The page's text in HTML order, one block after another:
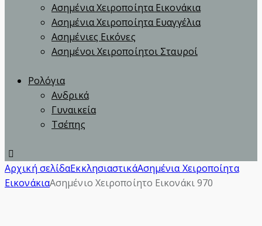
Ασημένια Χειροποίητα Εικονάκια
Ασημένια Χειροποίητα Ευαγγέλια
Ασημένιες Εικόνες
Ασημένοι Χειροποίητοι Σταυροί
Ρολόγια
Ανδρικά
Γυναικεία
Τσέπης
Αρχική σελίδαΕκκλησιαστικάΑσημένια Χειροποίητα
ΕικονάκιαΑσημένιο Χειροποίητο Εικονάκι 970